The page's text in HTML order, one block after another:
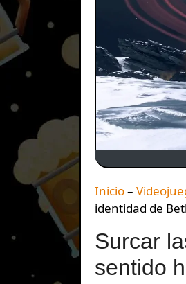
Inicio–
identidad de
Surcar
sentido